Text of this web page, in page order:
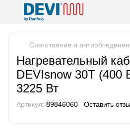
Снеготаяние и
Нагревательный
DEVIsnow 30T (400
3225 Вт
Артикул: 89846060 Оставить